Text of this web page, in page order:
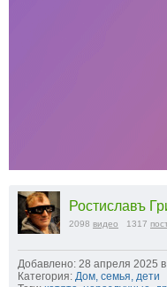
Ростиславъ
2098 видео 1317
Добавлено: 28 апреля 2025 в
Категория: Дом, семья, дети